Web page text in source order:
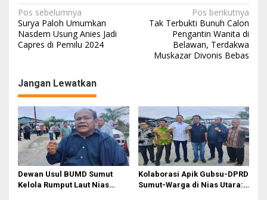
N
a
v
g
a
s
i
p
o
s
Pos sebelumnya
Surya Paloh Umumkan
Nasdem Usung Anies Jadi
Capres di Pemilu 2024
Pos berikutnya
Tak Terbukti Bunuh Calon
Pengantin Wanita di
Belawan, Terdakwa
Muskazar Divonis Bebas
Jangan Lewatkan
Dewan Usul BUMD Sumut
Kelola Rumput Laut Nias
Kolaborasi Apik Gubsu-DPRD
Sumut-Warga di Nias Utara: